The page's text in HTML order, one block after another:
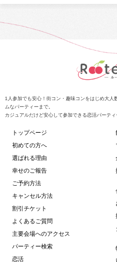
1人参加でも安心！街コン・趣味コンをはじめ大人
ムなパーティーまで。
カジュアルだけど安心して参加できる恋活パーテ
トップページ
初めての方へ
選ばれる理由
幸せのご報告
ご予約方法
キャンセル方法
割引チケット
よくあるご質問
主要会場へのアクセス
パーティー検索
恋活